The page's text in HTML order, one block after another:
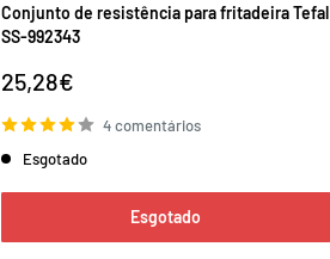
Conjunto de resistência para fritadeira Tefal
SS-992343
Preço
venda
25,28€
4 comentários
Esgotado
Esgotado